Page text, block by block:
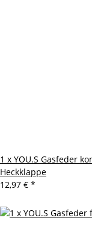
1 x YOU.S Gasfeder
Heckklappe
12,97 € *